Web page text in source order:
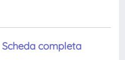
Scheda completa